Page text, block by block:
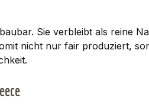
Sie verbleibt als reine
nicht nur fair produziert,